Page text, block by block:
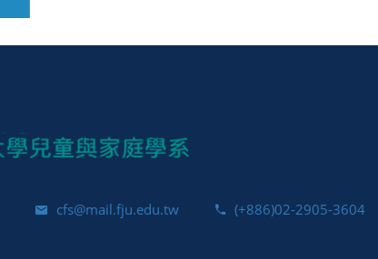
cfs@mail.fju.edu.tw (+886)02-2905-3604